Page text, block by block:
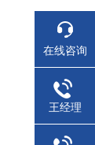
在线咨询
王经理